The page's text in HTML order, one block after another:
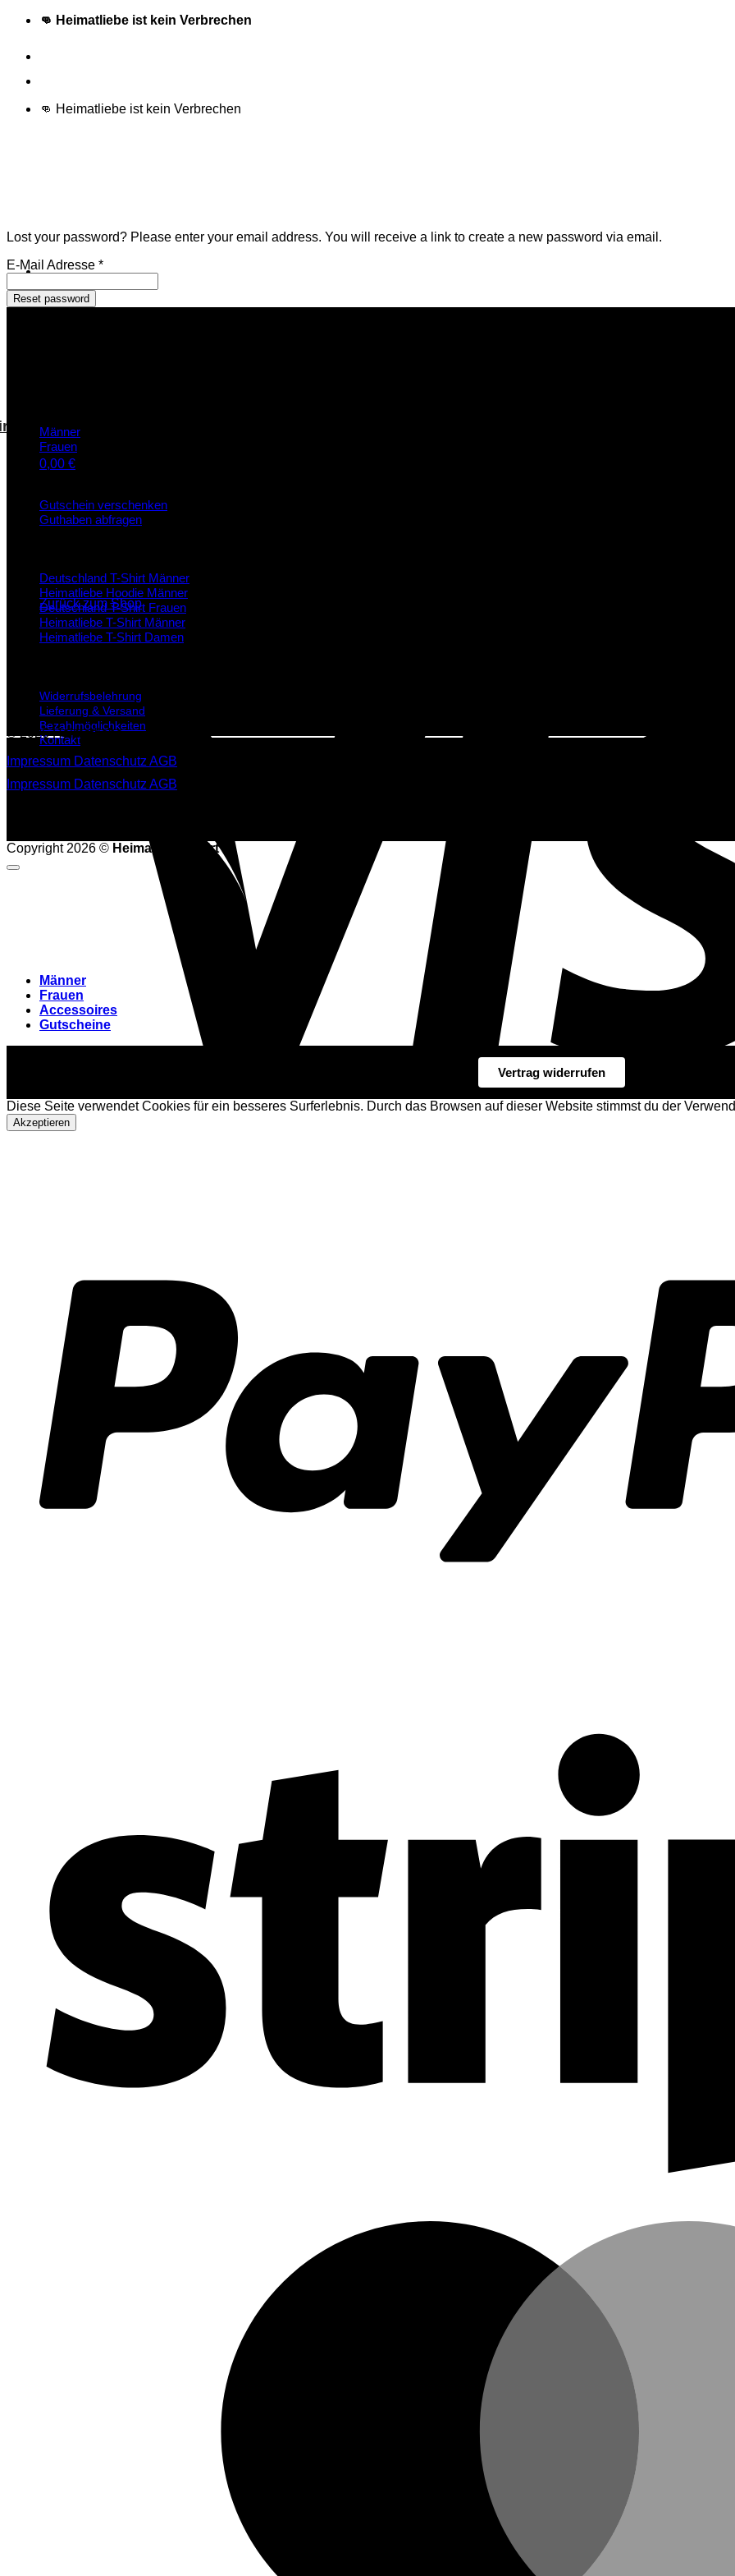
Zum
👊 Heimatliebe ist kein Verbrechen
👊 Heimatliebe ist kein Verbrechen
0,00 €
Es befinden sich keine Produkte im Warenkorb.
Zurück zum Shop
Lost your password? Please enter your email address. You will receive a link to create a new password via email.
E-Mail Adresse *
Reset password
Männer
Frauen
Gutschein verschenken
Guthaben abfragen
Deutschland T-Shirt Männer
Heimatliebe Hoodie Männer
Deutschland T-Shirt Frauen
Heimatliebe T-Shirt Männer
Heimatliebe T-Shirt Damen
Widerrufsbelehrung
Lieferung & Versand
Bezahlmöglichkeiten
Kontakt
© 2026 Heimatliebe
Impressum Datenschutz AGB
Impressum Datenschutz AGB
Copyright 2026 © Heimatliebe-Shirt
Männer
Frauen
Accessoires
Gutscheine
Vertrag widerrufen
Diese Seite verwendet Cookies für ein besseres Surferlebnis. Durch das Browsen auf dieser Website stimmst du der
Akzeptieren